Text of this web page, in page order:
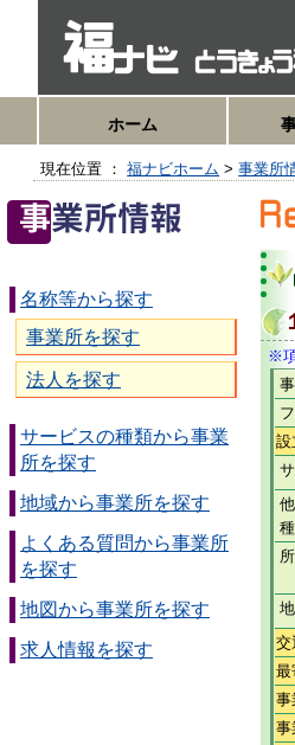
ホーム
現在位置 ：福ナビホーム >事業所
名称等から探す
事業所を探す
法人を探す
サービスの種類から事業
所を探す
地域から事業所を探す
よくある質問から事業所
を探す
地図から事業所を探す
求人情報を探す
※
設
交
最
事
事